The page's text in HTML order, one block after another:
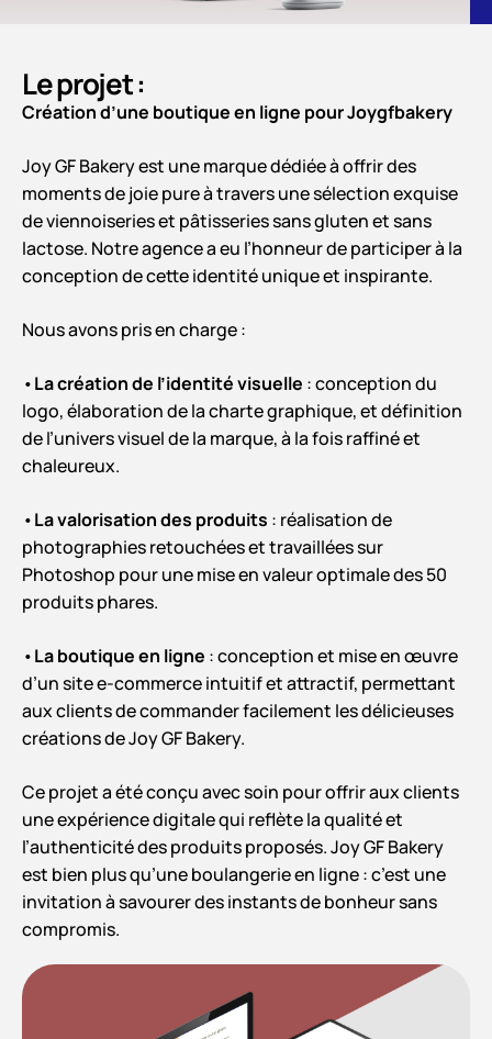
Le projet :
Création d’une boutique en ligne pour Joygfbakery
Joy GF Bakery est une marque dédiée à offrir des
moments de joie pure à travers une sélection exquise
de viennoiseries et pâtisseries sans gluten et sans
lactose. Notre agence a eu l’honneur de participer à la
conception de cette identité unique et inspirante.
Nous avons pris en charge :
•La création de l’identité visuelle : conception du
logo, élaboration de la charte graphique, et définition
de l’univers visuel de la marque, à la fois raffiné et
chaleureux.
•La valorisation des produits : réalisation de
photographies retouchées et travaillées sur
Photoshop pour une mise en valeur optimale des 50
produits phares.
•La boutique en ligne : conception et mise en œuvre
d’un site e-commerce intuitif et attractif, permettant
aux clients de commander facilement les délicieuses
créations de Joy GF Bakery.
Ce projet a été conçu avec soin pour offrir aux clients
une expérience digitale qui reflète la qualité et
l’authenticité des produits proposés. Joy GF Bakery
est bien plus qu’une boulangerie en ligne : c’est une
invitation à savourer des instants de bonheur sans
compromis.